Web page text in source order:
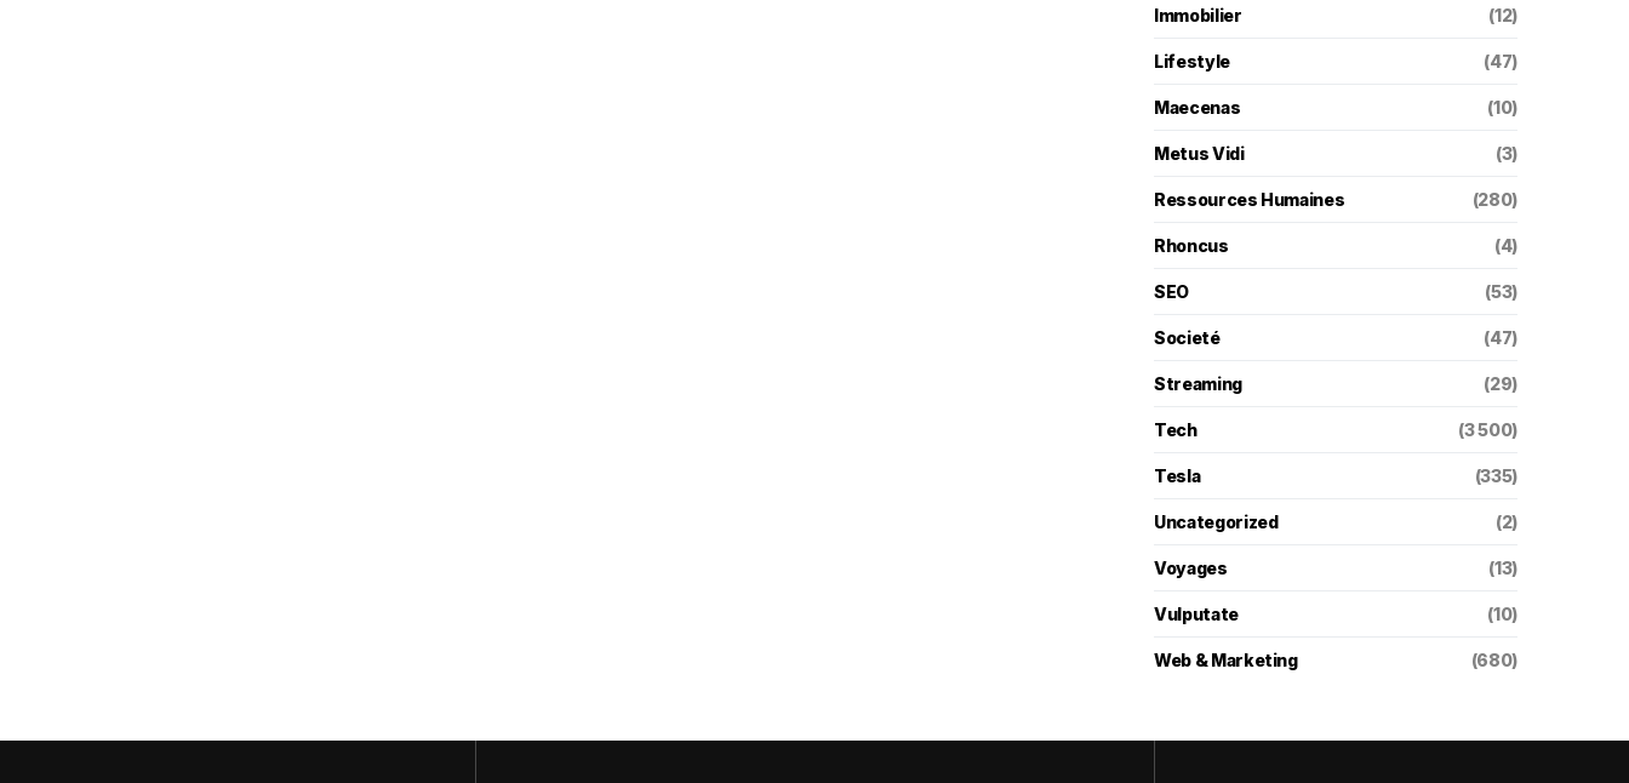
Immobilier (12)
Lifestyle (47)
Maecenas (10)
Metus Vidi (3)
Ressources Humaines (280)
Rhoncus (4)
SEO (53)
Societé (47)
Streaming (29)
Tech (3 500)
Tesla (335)
Uncategorized (2)
Voyages (13)
Vulputate (10)
Web & Marketing (680)